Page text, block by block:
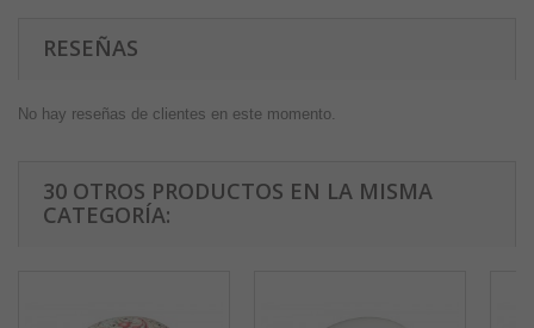
RESEÑAS
No hay reseñas de clientes en este momento.
30 OTROS PRODUCTOS EN LA MISMA
CATEGORÍA: